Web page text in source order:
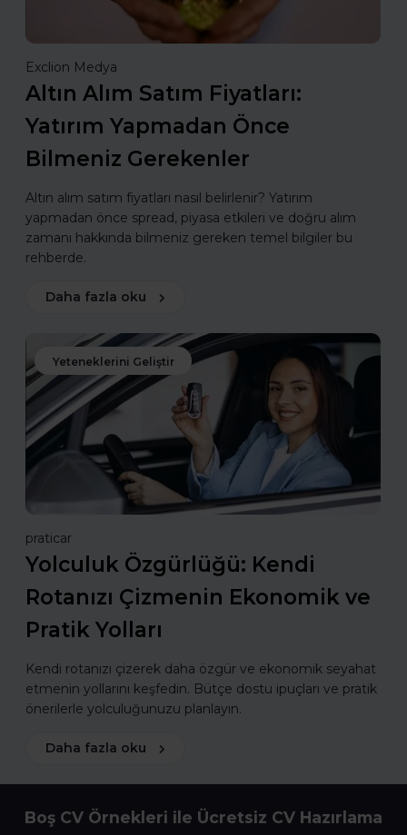
Exclion Medya
Altın Alım Satım Fiyatları:
Yatırım Yapmadan Önce
Bilmeniz Gerekenler
Altın alım satım fiyatları nasıl belirlenir? Yatırım
yapmadan önce spread, piyasa etkileri ve doğru alım
zamanı hakkında bilmeniz gereken temel bilgiler bu
rehberde.
Daha fazla oku
Yeteneklerini Geliştir
praticar
Yolculuk Özgürlüğü: Kendi
Rotanızı Çizmenin Ekonomik ve
Pratik Yolları
Kendi rotanızı çizerek daha özgür ve ekonomik seyahat
etmenin yollarını keşfedin. Bütçe dostu ipuçları ve pratik
önerilerle yolculuğunuzu planlayın.
Daha fazla oku
Boş CV Örnekleri ile Ücretsiz CV Hazırlama